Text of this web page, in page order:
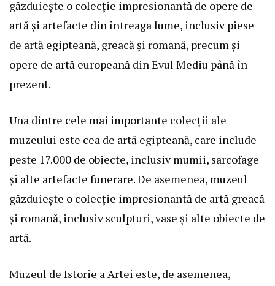
găzduiește o colecție impresionantă de opere de
artă și artefacte din întreaga lume, inclusiv piese
de artă egipteană, greacă și romană, precum și
opere de artă europeană din Evul Mediu până în
prezent.
Una dintre cele mai importante colecții ale
muzeului este cea de artă egipteană, care include
peste 17.000 de obiecte, inclusiv mumii, sarcofage
și alte artefacte funerare. De asemenea, muzeul
găzduiește o colecție impresionantă de artă greacă
și romană, inclusiv sculpturi, vase și alte obiecte de
artă.
Muzeul de Istorie a Artei este, de asemenea,